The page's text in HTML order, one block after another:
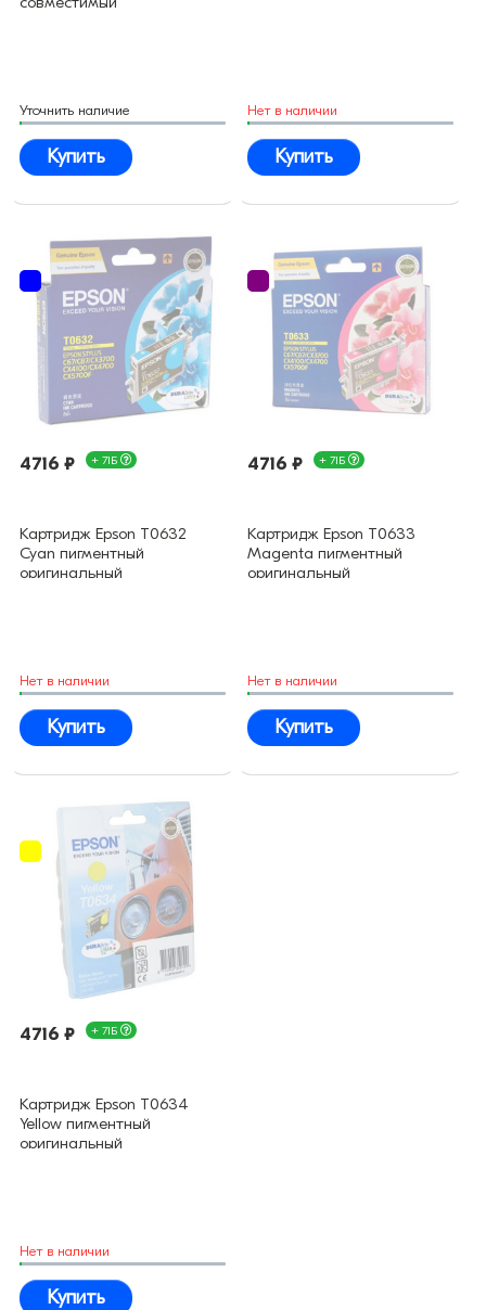
Уточнить наличие
Купить
Нет в наличии
Купить
4716 ₽ + 71Б
Картридж Epson T0632
Cyan пигментный
оригинальный
Нет в наличии
Купить
4716 ₽ + 71Б
Картридж Epson T0633
Magenta пигментный
оригинальный
Нет в наличии
Купить
4716 ₽ + 71Б
Картридж Epson T0634
Yellow пигментный
оригинальный
Нет в наличии
Купить